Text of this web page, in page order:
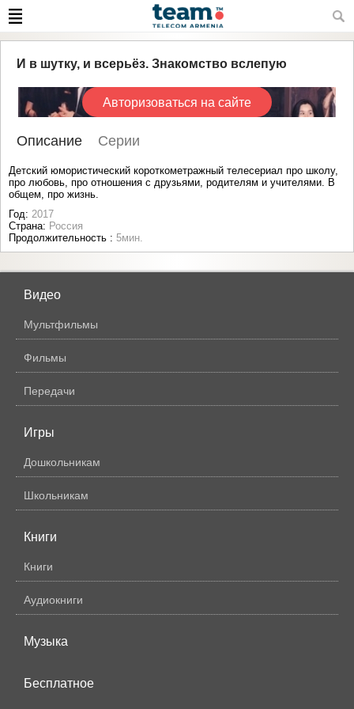
И в шутку, и всерьёз. Знакомство вслепую
Авторизоваться на сайте
Описание Серии
Детский юмористический короткометражный телесериал про школу,
про любовь, про отношения с друзьями, родителям и учителями. В
общем, про жизнь.
Год: 2017
Страна: Россия
Продолжительность : 5мин.
Видео
Мультфильмы
Фильмы
Передачи
Игры
Дошкольникам
Школьникам
Книги
Книги
Аудиокниги
Музыка
Бесплатное